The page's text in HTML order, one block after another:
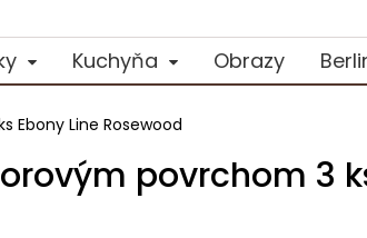
Kuchyňa Obrazy
Ebony Line Rosewood
povrchom 3